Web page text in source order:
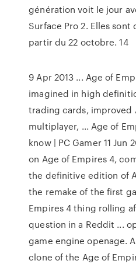
génération voit le jour
Surface Pro 2. Elles sont
partir du 22 octobre.14
9 Apr 2013 ... Age of
imagined in high
trading cards, improved
multiplayer, ... Age of
know | PC Gamer 11 Jun
on Age of Empires 4,
the definitive edition of
the remake of the first
Empires 4 thing rolling
question in a Reddit ...
game engine openage.
clone of the Age of